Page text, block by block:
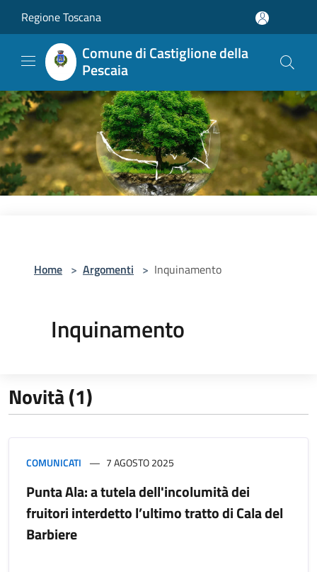
Regione Toscana
Comune di Castiglione della
Pescaia
Home > Argomenti > Inquinamento
Inquinamento
Novità (1)
COMUNICATI 7 AGOSTO 2025
Punta Ala: a tutela dell'incolumità dei
fruitori interdetto l’ultimo tratto di Cala del
Barbiere